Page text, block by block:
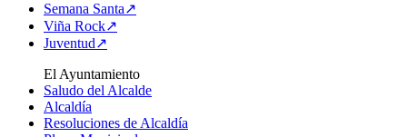
Semana Santa↗
Viña Rock↗
Juventud↗
El Ayuntamiento
Saludo del Alcalde
Alcaldía
Resoluciones de Alcaldía